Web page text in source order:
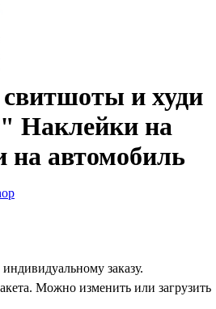
и худи
Наклейки на
на автомобиль
заказу.
Можно изменить или загрузить